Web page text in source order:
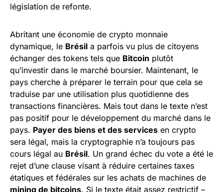
législation de refonte.
Abritant une économie de crypto monnaie
dynamique, le Brésil a parfois vu plus de citoyens
échanger des tokens tels que Bitcoin plutôt
qu’investir dans le marché boursier. Maintenant, le
pays cherche à préparer le terrain pour que cela se
traduise par une utilisation plus quotidienne des
transactions financières. Mais tout dans le texte n’est
pas positif pour le développement du marché dans le
pays. Payer des biens et des services en crypto
sera légal, mais la cryptographie n’a toujours pas
cours légal au Brésil. Un grand échec du vote a été le
rejet d’une clause visant à réduire certaines taxes
étatiques et fédérales sur les achats de machines de
mining de bitcoins. Si le texte était assez restrictif –